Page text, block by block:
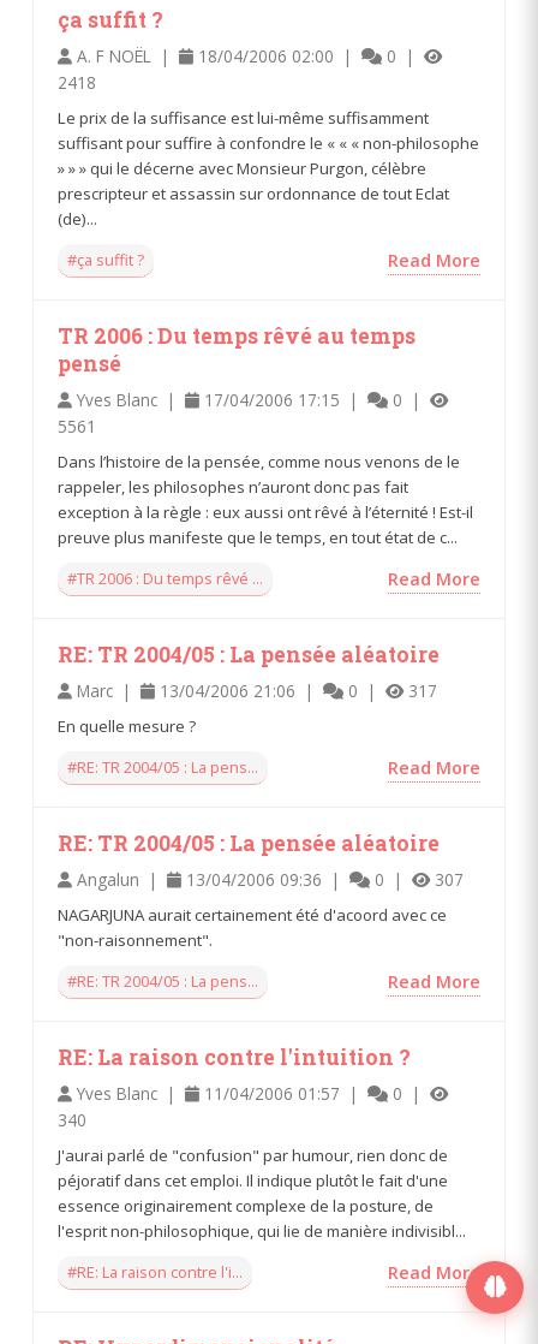
ça suffit ?
A. F NOËL | 18/04/2006 02:00 |
0 |
2418
Le prix de la suffisance est lui-même suffisamment
suffisant pour suffire à confondre le « « « non-philosophe
» » » qui le décerne avec Monsieur Purgon, célèbre
prescripteur et assassin sur ordonnance de tout Eclat
(de)...
#ça suffit ?
Read More
TR 2006 : Du temps rêvé au temps
pensé
Yves Blanc | 17/04/2006 17:15 |
0 |
5561
Dans l’histoire de la pensée, comme nous venons de le
rappeler, les philosophes n’auront donc pas fait
exception à la règle : eux aussi ont rêvé à l’éternité ! Est-il
preuve plus manifeste que le temps, en tout état de c...
#TR 2006 : Du temps rêvé ...
Read More
RE: TR 2004/05 : La pensée aléatoire
Marc | 13/04/2006 21:06 | 0 | 317
En quelle mesure ?
#RE: TR 2004/05 : La pens...
Read More
RE: TR 2004/05 : La pensée aléatoire
Angalun | 13/04/2006 09:36 | 0 | 307
NAGARJUNA aurait certainement été d'acoord avec ce
"non-raisonnement".
#RE: TR 2004/05 : La pens...
Read More
RE: La raison contre l'intuition ?
Yves Blanc | 11/04/2006 01:57 |
0 |
340
J'aurai parlé de "confusion" par humour, rien donc de
péjoratif dans cet emploi. Il indique plutôt le fait d'une
essence originairement complexe de la posture, de
l'esprit non-philosophique, qui lie de manière indivisibl...
#RE: La raison contre l'i...
Read More